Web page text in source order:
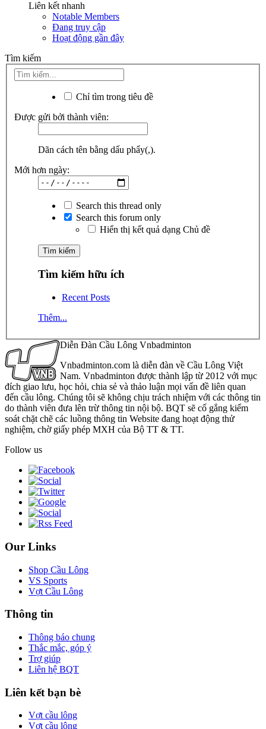
Liên kết nhanh
Notable Members
Đang truy cập
Hoạt động gần đây
Tìm kiếm
Chỉ tìm trong tiêu đề
Được gửi bởi thành viên:
Dãn cách tên bằng dấu phẩy(,).
Mới hơn ngày:
Search this thread only
Search this forum only
Hiển thị kết quả dạng Chủ đề
Tìm kiếm hữu ích
Recent Posts
Thêm...
Diễn Đàn Cầu Lông Vnbadminton
Vnbadminton.com là diễn đàn về Cầu Lông Việt
Nam. Vnbadminton được thành lập từ 2012 với mục
đích giao lưu, học hỏi, chia sẻ và thảo luận mọi vấn đề liên quan
đến cầu lông. Chúng tôi sẽ không chịu trách nhiệm với các thông tin
do thành viên đưa lên trừ thông tin nội bộ. BQT sẽ cố gắng kiểm
soát chặt chẽ các luồng thông tin Website đang hoạt động thử
nghiệm, chờ giấy phép MXH của Bộ TT & TT.
Follow us
Our Links
Shop Cầu Lông
VS Sports
Vợt Cầu Lông
Thông tin
Thông báo chung
Thắc mắc, góp ý
Trợ giúp
Liên hệ BQT
Liên kết bạn bè
Vợt cầu lông
Vợt cầu lông